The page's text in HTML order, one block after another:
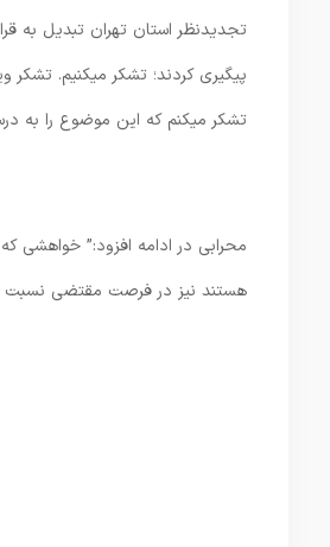
تجدیدنظر استان تهران تبدیل به
پیگیری کردند؛ تشکر میکنیم.
تشکر میکنم که این موضوع را به
محرابی در ادامه افزود:” خواهشی
هستند نیز در فرصت مقتضی نسبت